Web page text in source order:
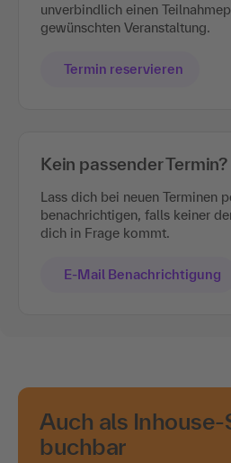
unverbindlich einen
gewünschten Veranstaltung.
Termin reservieren
Kein passender Termin?
Lass dich bei neuen Terminen
benachrichtigen, falls keiner
dich in Frage kommt.
E-Mail Benachrichtigung
Auch als
buchbar